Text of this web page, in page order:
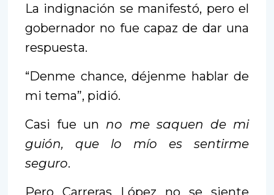
La indignación se manifestó, pero el
gobernador no fue capaz de dar una
respuesta.
“Denme chance, déjenme hablar de
mi tema”, pidió.
Casi fue un no me saquen de mi
guión, que lo mío es sentirme
seguro.
Pero Carreras López no se siente